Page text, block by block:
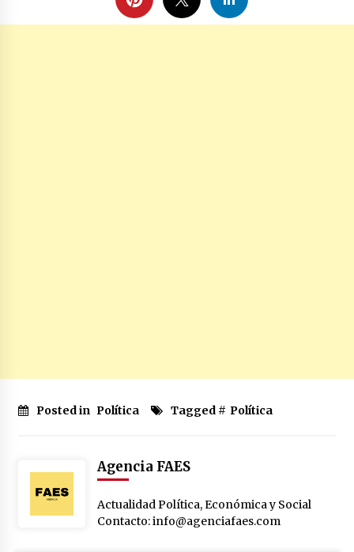
Posted in Política Tagged # Política
Agencia FAES
Actualidad Política, Económica y Social
Contacto: info@agenciafaes.com